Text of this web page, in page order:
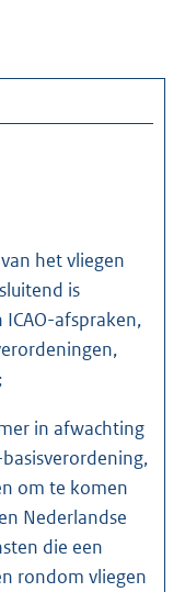
het vliegen
is
afspraken,
in afwachting
om te komen
Nederlandse
die een
rondom vliegen